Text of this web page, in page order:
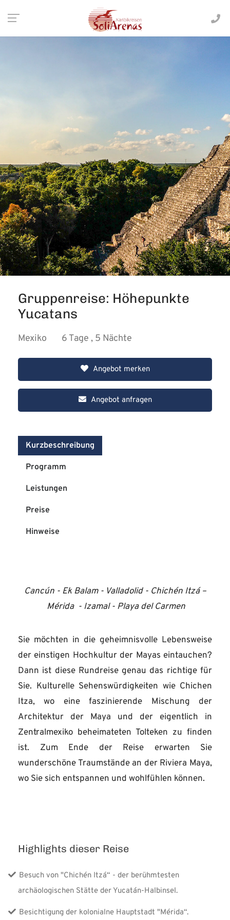
Gruppenreise: Höhepunkte
Yucatans
Mexiko 6 Tage , 5 Nächte
Angebot merken
Angebot anfragen
Kurzbeschreibung
Programm
Leistungen
Preise
Hinweise
Cancún - Ek Balam - Valladolid - Chichén Itzá –
Mérida - Izamal - Playa del Carmen
Sie möchten in die geheimnisvolle Lebensweise
der einstigen Hochkultur der Mayas eintauchen?
Dann ist diese Rundreise genau das richtige für
Sie. Kulturelle Sehenswürdigkeiten wie Chichen
Itza, wo eine faszinierende Mischung der
Architektur der Maya und der eigentlich in
Zentralmexiko beheimateten Tolteken zu finden
ist. Zum Ende der Reise erwarten Sie
wunderschöne Traumstände an der Riviera Maya,
wo Sie sich entspannen und wohlfühlen können.
Highlights dieser Reise
Besuch von "Chichén Itzá“ - der berühmtesten
archäologischen Stätte der Yucatán-Halbinsel.
Besichtigung der kolonialne Hauptstadt "Mérida“.